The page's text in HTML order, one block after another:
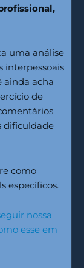
uma análise
interpessoais
ainda acha
de
dificuldade
como
específicos.
nossa
esse em